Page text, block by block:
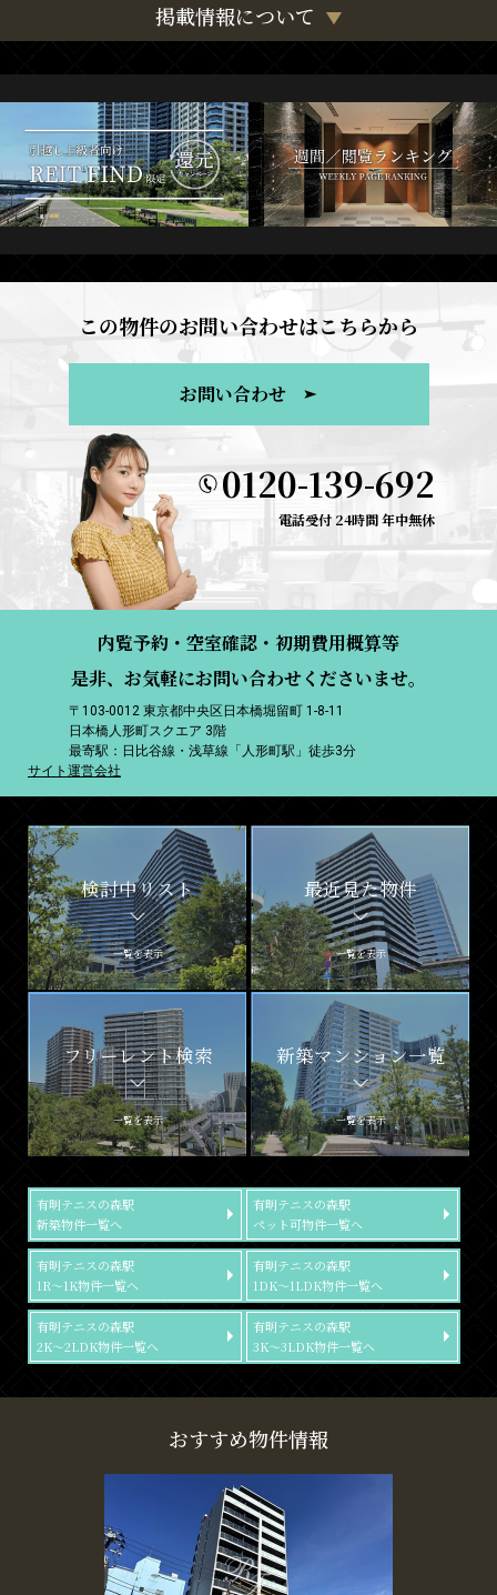
掲載情報について
この物件のお問い合わせはこちらから
お問い合わせ
0120-139-692
電話受付 24時間 年中無休
内覧予約・空室確認・初期費用概算等
是非、お気軽にお問い合わせくださいませ。
〒103-0012 東京都中央区日本橋堀留町 1-8-11
日本橋人形町スクエア 3階
最寄駅：日比谷線・浅草線「人形町駅」徒歩3分
サイト運営会社
検討中リスト
一覧を表示
最近見た物件
一覧を表示
フリーレント検索
一覧を表示
新築マンション一覧
一覧を表示
有明テニスの森駅
新築物件一覧へ
有明テニスの森駅
ペット可物件一覧へ
有明テニスの森駅
1R～1K物件一覧へ
有明テニスの森駅
1DK～1LDK物件一覧へ
有明テニスの森駅
2K～2LDK物件一覧へ
有明テニスの森駅
3K～3LDK物件一覧へ
おすすめ物件情報